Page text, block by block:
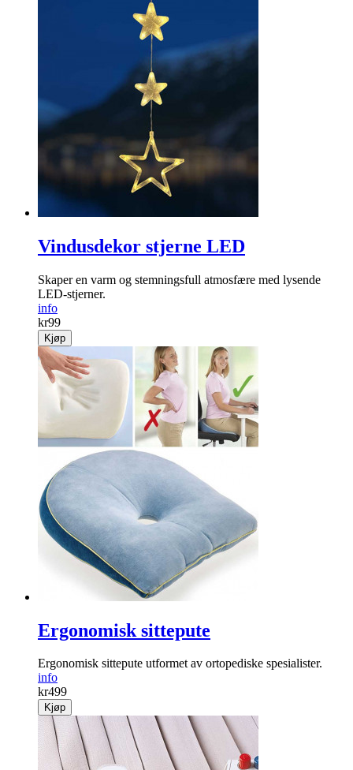
Vindusdekor stjerne LED
Skaper en varm og stemningsfull atmosfære med lysende
LED-stjerner.
info
kr99
Kjøp
Ergonomisk sittepute
Ergonomisk sittepute utformet av ortopediske spesialister. ­
info
kr499
Kjøp